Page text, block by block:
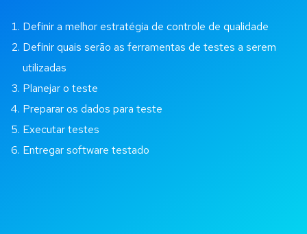
Definir a melhor estratégia de controle de qualidade
Definir quais serão as ferramentas de testes a serem
utilizadas
Planejar o teste
Preparar os dados para teste
Executar testes
Entregar software testado